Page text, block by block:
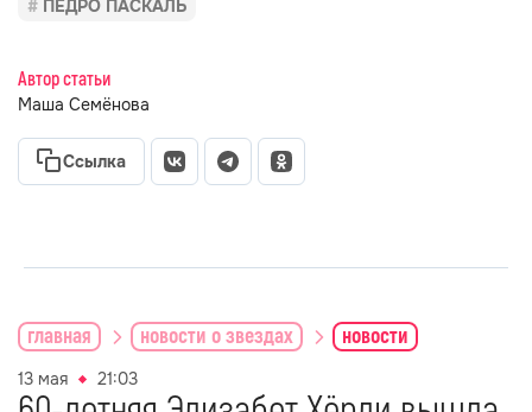
ПЕДРО ПАСКАЛЬ
Автор статьи
Маша Семёнова
Ссылка
главная новости о звездах новости
13 мая 21:03